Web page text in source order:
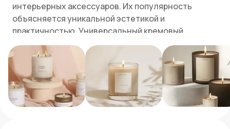
интерьерных аксессуаров. Их популярность
объясняется уникальной эстетикой и
практичностью. Универсальный кремовый
оттенок стал символом спокойствия, уюта и
естественности — именно того, чего так не
хватает в насыщенной, перегруженной
визуальной информации повседневности. Эти
свечи легко вписываются в любой интерьер:
сканди, бохо, лофт, классика или минимализм —